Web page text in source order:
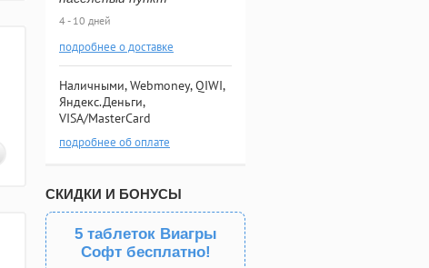
4 - 10 дней
подробнее о доставке
Наличными, Webmoney, QIWI,
Яндекс.Деньги,
VISA/MasterCard
подробнее об оплате
СКИДКИ И БОНУСЫ
5 таблеток Виагры
Софт бесплатно!